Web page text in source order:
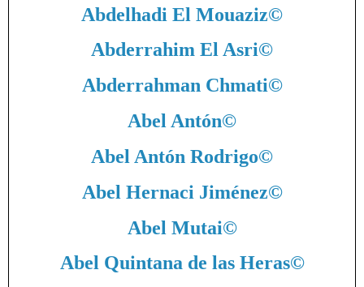
Abdelhadi El Mouaziz©
Abderrahim El Asri©
Abderrahman Chmati©
Abel Antón©
Abel Antón Rodrigo©
Abel Hernaci Jiménez©
Abel Mutai©
Abel Quintana de las Heras©